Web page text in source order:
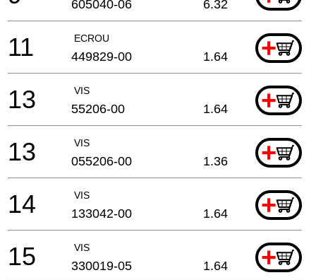
605040-06 6.32
ECROU +
11 449829-00 1.64
VIS +
13 55206-00 1.64
VIS +
13 055206-00 1.36
VIS +
14 133042-00 1.64
VIS +
15 330019-05 1.64